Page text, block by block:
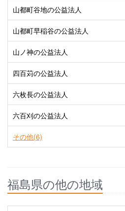
山都町谷地の公益法人
山都町早稲谷の公益法人
山ノ神の公益法人
四百苅の公益法人
六枚長の公益法人
六百刈の公益法人
その他(6)
福島県の他の地域